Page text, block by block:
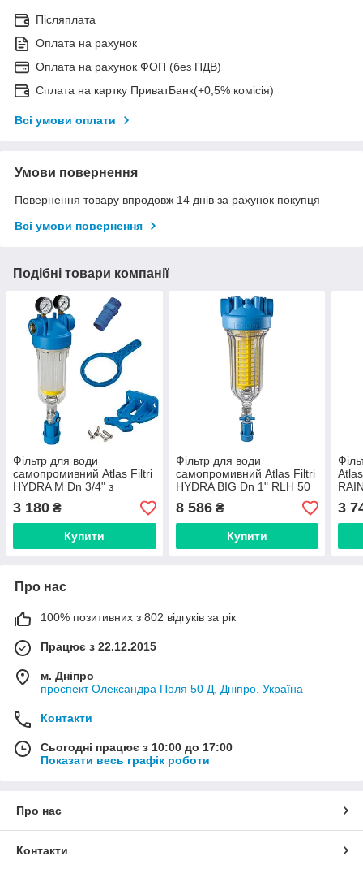
Післяплата
Оплата на рахунок
Оплата на рахунок ФОП (без ПДВ)
Сплата на картку ПриватБанк(+0,5% комісія)
Всі умови оплати
Умови повернення
Повернення товару впродовж 14 днів за рахунок покупця
Всі умови повернення
Подібні товари компанії
Фільтр для води
самопромивний Atlas Filtri
HYDRA M Dn 3/4" з
манометрами (RSH 50
мікронів) RA6000121
3 180 ₴
Купити
Фільтр для води
самопромивний Atlas Filtri
HYDRA BIG Dn 1" RLH 50
мікронів (Італія)
RA6312000
8 586₴
Купити
(90
3
Про нас
100% позитивних з 802 відгуків за рік
Працює з 22.12.2015
м. Дніпро
проспект Олександра Поля 50 Д, Дніпро, Україна
Контакти
Сьогодні працює з 10:00 до 17:00
Показати весь графік роботи
Про нас
Контакти